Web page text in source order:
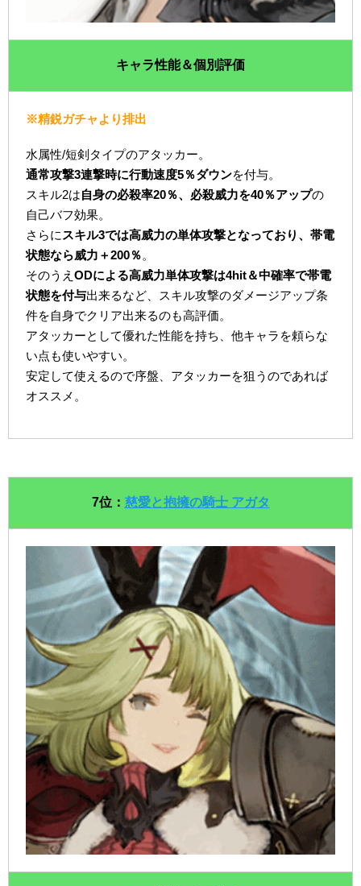
キャラ性能＆個別評価
※精鋭ガチャより排出
水属性/短剣タイプのアタッカー。
通常攻撃3連撃時に行動速度5％ダウンを付与。
スキル2は自身の必殺率20％、必殺威力を40％アップの
自己バフ効果。
さらに スキル3では高威力の単体攻撃となっており、帯電
状態なら威力＋200％。
そのうえODによる高威力単体攻撃は4hit＆中確率で帯電
状態を付与出来るなど、スキル攻撃のダメージアップ条
件を自身でクリア出来るのも高評価。
アタッカーとして優れた性能を持ち、他キャラを頼らな
い点も使いやすい。
安定して使えるので序盤、アタッカーを狙うのであれば
オススメ。
7位： 慈愛と抱擁の騎士 アガタ